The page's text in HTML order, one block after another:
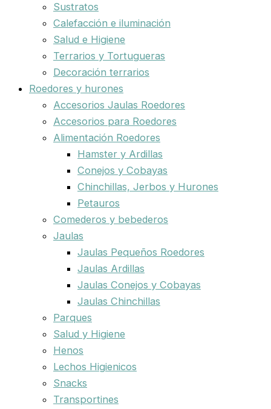
Sustratos
Calefacción e iluminación
Salud e Higiene
Terrarios y Tortugueras
Decoración terrarios
Roedores y hurones
Accesorios Jaulas Roedores
Accesorios para Roedores
Alimentación Roedores
Hamster y Ardillas
Conejos y Cobayas
Chinchillas, Jerbos y Hurones
Petauros
Comederos y bebederos
Jaulas
Jaulas Pequeños Roedores
Jaulas Ardillas
Jaulas Conejos y Cobayas
Jaulas Chinchillas
Parques
Salud y Higiene
Henos
Lechos Higienicos
Snacks
Transportines